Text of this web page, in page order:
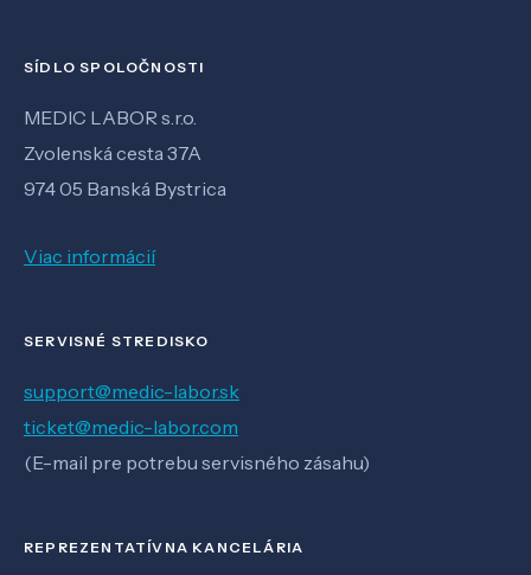
SÍDLO SPOLOČNOSTI
MEDIC LABOR s.r.o.
Zvolenská cesta 37A
974 05 Banská Bystrica
Viac informácií
SERVISNÉ STREDISKO
support@medic-labor.sk
ticket@medic-labor.com
(E-mail pre potrebu servisného zásahu)
REPREZENTATÍVNA KANCELÁRIA